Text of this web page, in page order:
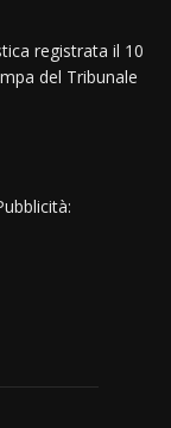
registrata il 10
del Tribunale